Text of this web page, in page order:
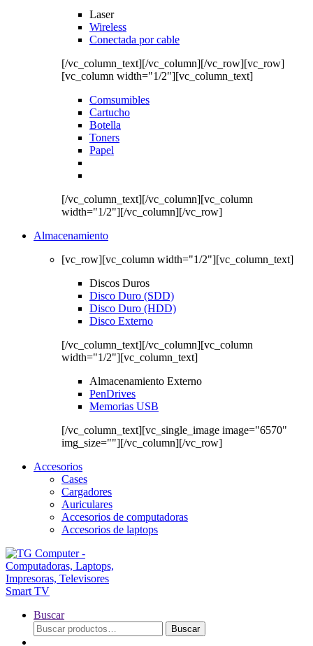
Laser
Wireless
Conectada por cable
[/vc_column_text][/vc_column][/vc_row][vc_row]
[vc_column width="1/2"][vc_column_text]
Comsumibles
Cartucho
Botella
Toners
Papel
[/vc_column_text][/vc_column][vc_column
width="1/2"][/vc_column][/vc_row]
Almacenamiento
[vc_row][vc_column width="1/2"][vc_column_text]
Discos Duros
Disco Duro (SDD)
Disco Duro (HDD)
Disco Externo
[/vc_column_text][/vc_column][vc_column
width="1/2"][vc_column_text]
Almacenamiento Externo
PenDrives
Memorias USB
[/vc_column_text][vc_single_image image="6570"
img_size=""][/vc_column][/vc_row]
Accesorios
Cases
Cargadores
Auriculares
Accesorios de computadoras
Accesorios de laptops
Buscar
Buscar
por:
Buscar